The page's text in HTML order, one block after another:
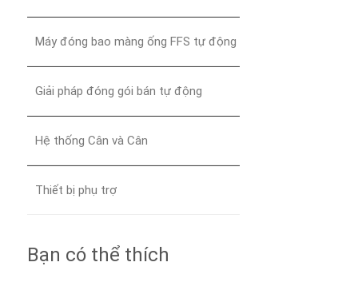
Máy đóng bao màng ống FFS tự động
Giải pháp đóng gói bán tự động
Hệ thống Cân và Cân
Thiết bị phụ trợ
Bạn có thể thích